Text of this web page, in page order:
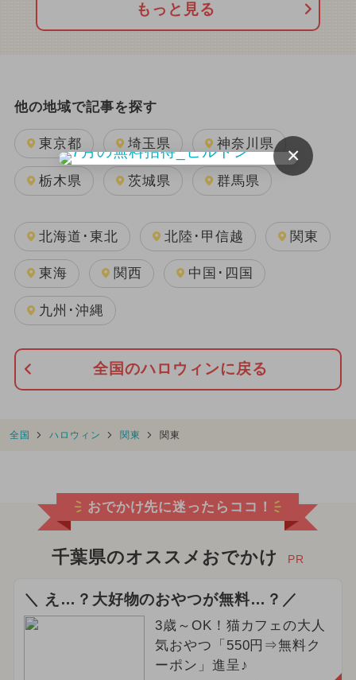
もっと見る
他の地域で記事を探す
東京都 埼玉県 神奈川県
栃木県 茨城県 群馬県
北海道･東北 北陸･甲信越 関東
東海 関西 中国･四国
九州･沖縄
全国のハロウィンに戻る
全国 ハロウィン 関東 関東
おでかけ先に迷ったらココ！
千葉県のオススメおでかけ PR
＼ え…？大好物のおやつが無料…？／
3歳～OK！猫カフェの大人
気おやつ「550円⇒無料ク
ーポン」進呈♪
×